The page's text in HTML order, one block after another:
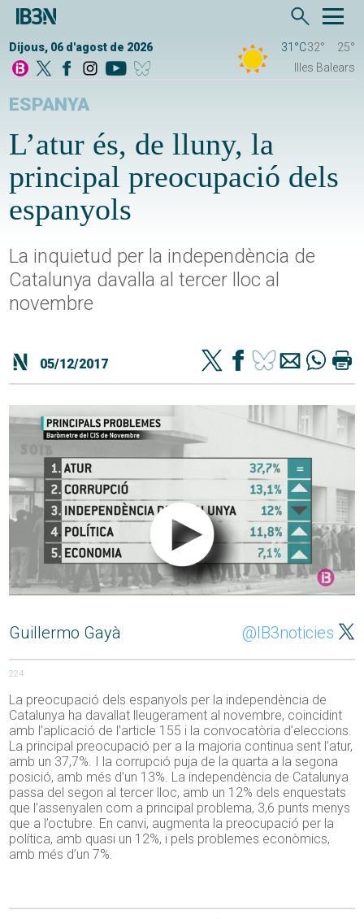
Dijous, 06 d'agost de 2026 31°C32°
25°
Illes Balears
ESPANYA
L’atur és, de lluny, la
principal preocupació dels
espanyols
La inquietud per la independència de
Catalunya davalla al tercer lloc al
novembre
05/12/2017
Guillermo Gayà @IB3noticies
224
La preocupació dels espanyols per la independència de
Catalunya ha davallat lleugerament al novembre, coincidint
amb l’aplicació de l’article 155 i la convocatòria d’eleccions.
La principal preocupació per a la majoria continua sent l’atur,
amb un 37,7%. I la corrupció puja de la quarta a la segona
posició, amb més d’un 13%. La independència de Catalunya
passa del segon al tercer lloc, amb un 12% dels enquestats
que l’assenyalen com a principal problema, 3,6 punts menys
que a l’octubre. En canvi, augmenta la preocupació per la
política, amb quasi un 12%, i pels problemes econòmics,
amb més d’un 7%.